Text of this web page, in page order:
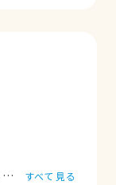
フェレット
すべて見る